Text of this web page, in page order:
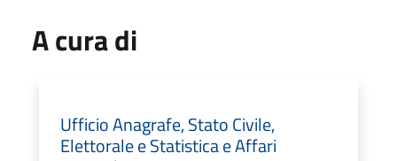
A cura di
Ufficio Anagrafe, Stato Civile,
Elettorale e Statistica e Affari